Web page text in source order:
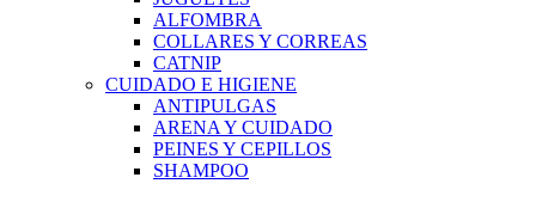
ALFOMBRA
COLLARES Y CORREAS
CATNIP
CUIDADO E HIGIENE
ANTIPULGAS
ARENA Y CUIDADO
PEINES Y CEPILLOS
SHAMPOO